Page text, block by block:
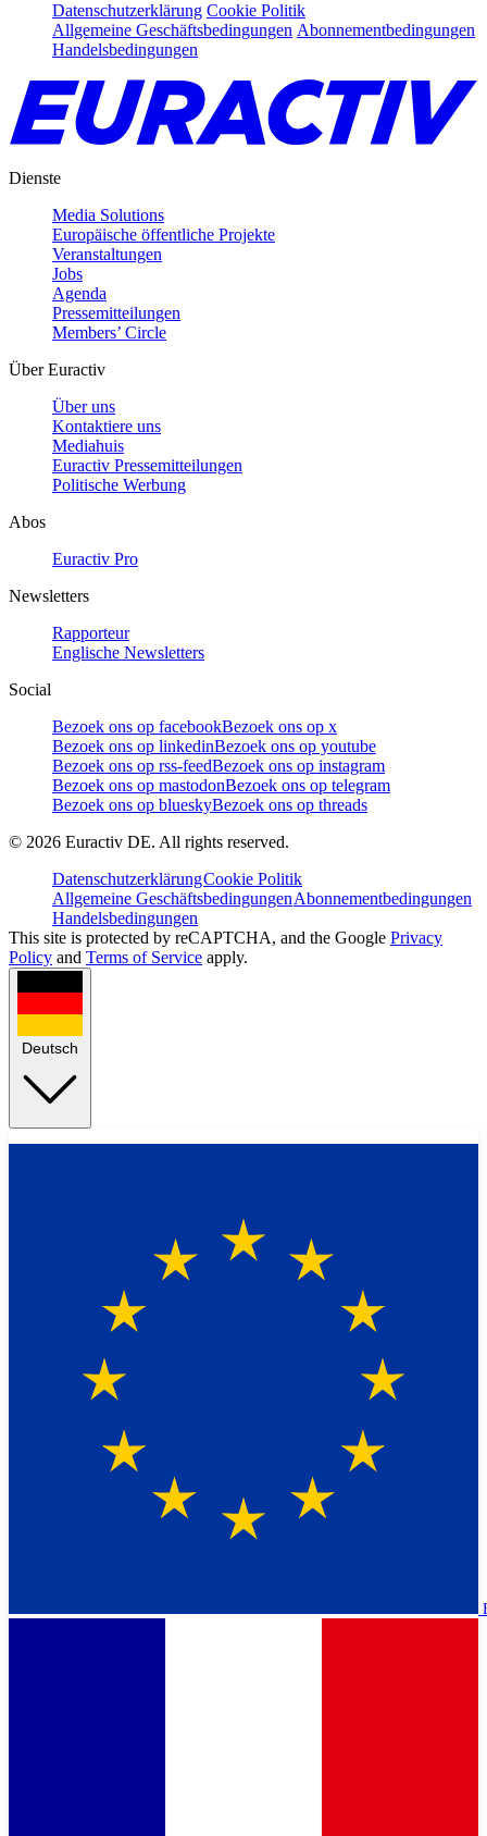
Datenschutzerklärung Cookie Politik
Allgemeine Geschäftsbedingungen Abonnementbedingungen
Handelsbedingungen
Dienste
Media Solutions
Europäische öffentliche Projekte
Veranstaltungen
Jobs
Agenda
Pressemitteilungen
Members’ Circle
Über Euractiv
Über uns
Kontaktiere uns
Mediahuis
Euractiv Pressemitteilungen
Politische Werbung
Abos
Euractiv Pro
Newsletters
Rapporteur
Englische Newsletters
Social
Bezoek ons op facebookBezoek ons op x
Bezoek ons op linkedinBezoek ons op youtube
Bezoek ons op rss-feedBezoek ons op instagram
Bezoek ons op mastodonBezoek ons op telegram
Bezoek ons op blueskyBezoek ons op threads
© 2026 Euractiv DE. All rights reserved.
DatenschutzerklärungCookie Politik
Allgemeine GeschäftsbedingungenAbonnementbedingungen
Handelsbedingungen
This site is protected by reCAPTCHA, and the Google Privacy
Policy and Terms of Service apply.
Deutsch